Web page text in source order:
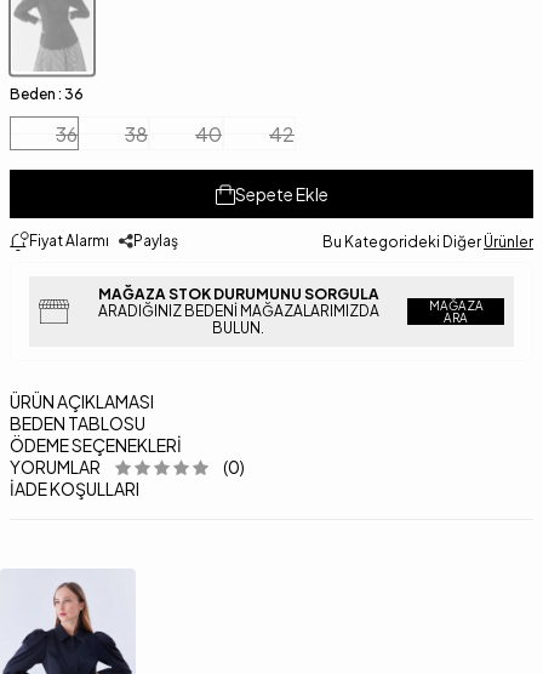
Beden : 36
36 38 40 42
Sepete Ekle
Fiyat Alarmı Paylaş Bu Kategorideki Diğer Ürünler
MAĞAZA STOK DURUMUNU SORGULA
ARADIĞINIZ BEDENI MAĞAZALARIMIZDA
BULUN.
MAĞAZA
ARA
ÜRÜN AÇIKLAMASI
BEDEN TABLOSU
ÖDEME SEÇENEKLERI
YORUMLAR
(0)
İADE KOŞULLARI